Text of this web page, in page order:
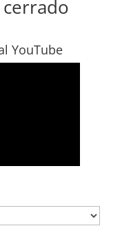
cerrado
YouTube